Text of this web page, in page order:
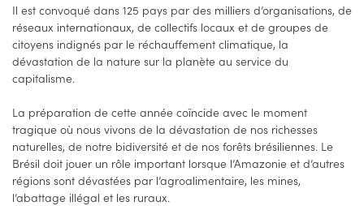
Il est convoqué dans 125 pays par des milliers d’organisations, de
réseaux internationaux, de collectifs locaux et de groupes de
citoyens indignés par le réchauffement climatique, la
dévastation de la nature sur la planète au service du
capitalisme.
La préparation de cette année coïncide avec le moment
tragique où nous vivons de la dévastation de nos richesses
naturelles, de notre bidiversité et de nos forêts brésiliennes. Le
Brésil doit jouer un rôle important lorsque l’Amazonie et d’autres
régions sont dévastées par l’agroalimentaire, les mines,
l’abattage illégal et les ruraux.